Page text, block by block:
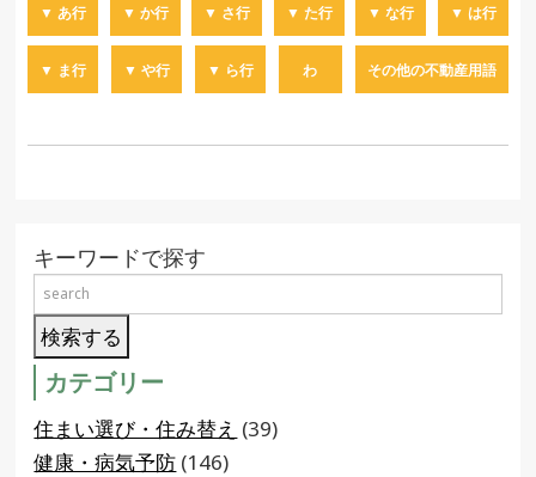
▼ あ行 ▼ か行 ▼ さ行 ▼ た行 ▼ な行 ▼ は行
▼ ま行 ▼ や行 ▼ ら行 わ その他の不動産用語
キーワードで探す
カテゴリー
住まい選び・住み替え (39)
健康・病気予防 (146)